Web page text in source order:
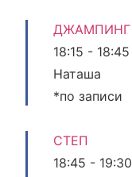
ДЖАМПИНГ
18:15 - 18:45
Наташа
*по записи
СТЕП
18:45 - 19:30